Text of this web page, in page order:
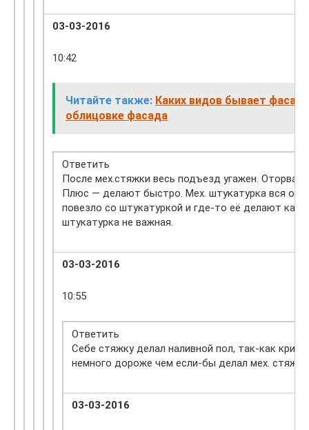
03-03-2016
10:42
Читайте также: Каких видов бывает
облицовке фасада
Ответить
После мех.стяжки весь подъезд угажен.
Плюс — делают быстро. Мех. штукатурка вся
повезло со штукатуркой и где-то её делают
штукатурка не важная.
03-03-2016
10:55
Ответить
Себе стяжку делал наливной пол, так-как
немного дороже чем если-бы делал мех.
03-03-2016